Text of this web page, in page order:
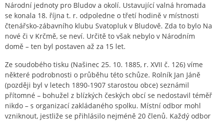
Národní jednoty pro Bludov a okolí. Ustavující valná hromada
se konala 18. října t. r. odpoledne o třetí hodině v místnosti
čtenářsko-zábavního klubu Svatopluk v Bludově. Zda to bylo Na
nové či v Krčmě, se neví. Určitě to však nebylo v Národním
domě – ten byl postaven až za 15 let.
Ze soudobého tisku (Našinec 25. 10. 1885, r. XVII č. 126) víme
některé podrobnosti o průběhu této schůze. Rolník Jan Jáně
(později byl v letech 1890-1907 starostou obce) seznámil
přítomné – bohužel z blízkých českých obcí se nedostavil téměř
nikdo – s organizací zakládaného spolku. Místní odbor mohl
vzniknout, jestliže se přihlásilo nejméně 20 členů. Každý odbor